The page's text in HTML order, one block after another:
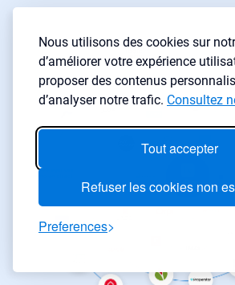
Nous utilisons des cookies sur
d’améliorer votre expérience
proposer des contenus
d’analyser notre trafic. Consultez
Tout accepter
Refuser les cookies non
Preferences